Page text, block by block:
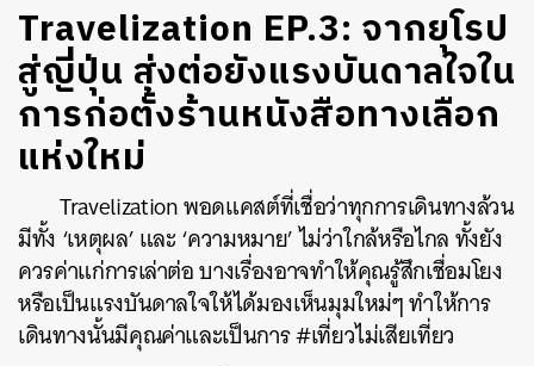
Travelization EP.3: จากยุโรป
สู่ญี่ปุ่น ส่งต่อยังแรงบันดาลใจใน
การก่อตั้งร้านหนังสือทางเลือก
แห่งใหม่
Travelization พอดแคสต์ที่เชื่อว่าทุกการเดินทางล้วน
มีทั้ง ‘เหตุผล’ และ ‘ความหมาย’ ไม่ว่าใกล้หรือไกล ทั้งยัง
ควรค่าแก่การเล่าต่อ บางเรื่องอาจทำให้คุณรู้สึกเชื่อมโยง
หรือเป็นแรงบันดาลใจให้ได้มองเห็นมุมใหม่ๆ ทำให้การ
เดินทางนั้นมีคุณค่าและเป็นการ #เที่ยวไม่เสียเที่ยว